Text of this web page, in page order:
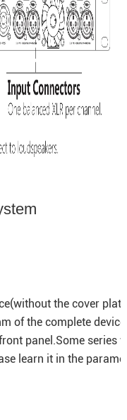
the cover
of the complete
panel.Some series
learn it in the